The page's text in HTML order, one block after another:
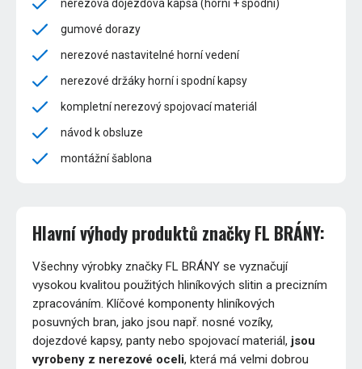
nerezová dojezdová kapsa (horní + spodní)
gumové dorazy
nerezové nastavitelné horní vedení
nerezové držáky horní i spodní kapsy
kompletní nerezový spojovací materiál
návod k obsluze
montážní šablona
Hlavní výhody produktů značky FL BRÁNY:
Všechny výrobky značky FL BRÁNY se vyznačují
vysokou kvalitou použitých hliníkových slitin a precizním
zpracováním. Klíčové komponenty hliníkových
posuvných bran, jako jsou např. nosné vozíky,
dojezdové kapsy, panty nebo spojovací materiál, jsou
vyrobeny z nerezové oceli, která má velmi dobrou